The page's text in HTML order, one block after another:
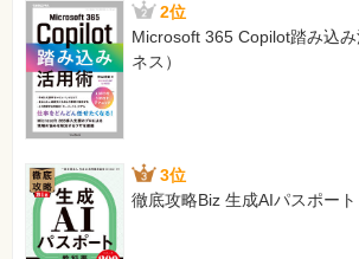
2位
Microsoft 365 Copilot踏み込
ネス）
3位
徹底攻略Biz 生成AIパスポー